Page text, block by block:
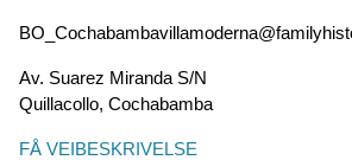
Av. Suarez Miranda S/N
Quillacollo, Cochabamba
FÅ VEIBESKRIVELSE